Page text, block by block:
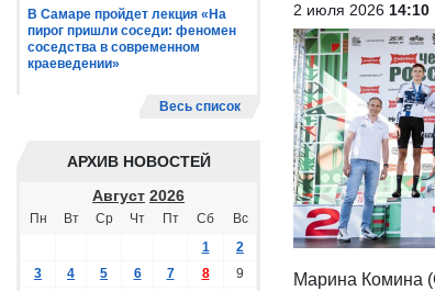
В Самаре пройдет лекция «На
пирог пришли соседи: феномен
соседства в современном
краеведении»
Весь список
АРХИВ НОВОСТЕЙ
Август 2026
Пн Вт Ср Чт Пт Сб
Вс
1
2
3
4 5 6 7 8
9
2 июля 2026 14:10
Марина Комина